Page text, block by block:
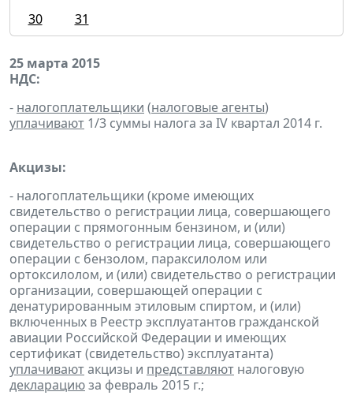
30
31
25 марта 2015
НДС:
- налогоплательщики (налоговые агенты)
уплачивают 1/3 суммы налога за IV квартал 2014 г.
Акцизы:
- налогоплательщики (кроме имеющих
свидетельство о регистрации лица, совершающего
операции с прямогонным бензином, и (или)
свидетельство о регистрации лица, совершающего
операции с бензолом, параксилолом или
ортоксилолом, и (или) свидетельство о регистрации
организации, совершающей операции с
денатурированным этиловым спиртом, и (или)
включенных в Реестр эксплуатантов гражданской
авиации Российской Федерации и имеющих
сертификат (свидетельство) эксплуатанта)
уплачиваютакцизы и представляют налоговую
декларациюза февраль 2015 г.;